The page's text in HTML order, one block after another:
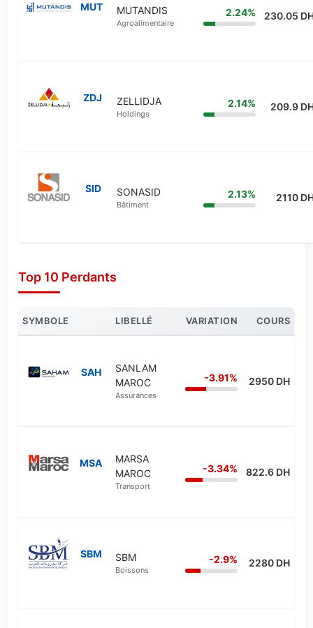
MUT MUTANDIS
Agroalimentaire
2.24% 230.05
ZDJ ZELLIDJA
Holdings
2.14% 209.9
SID SONASID
Bâtiment
2.13% 2110
Top 10 Perdants
SYMBOLE LIBELLÉ VARIATION COURS
SAH
SANLAM
MAROC
Assurances
-3.91% 2950 DH
MSA
MARSA
MAROC
Transport
-3.34% 822.6 DH
SBM SBM
Boissons
-2.9% 2280 DH